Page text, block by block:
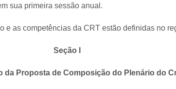
sua primeira sessão anual.
e as competências da CRT estão definidas no
Seção I
da Proposta de Composição do Plenário do